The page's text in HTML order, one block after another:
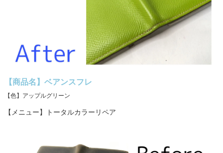
【商品名】ベアンスフレ
【色】アップルグリーン
【メニュー】トータルカラーリペア